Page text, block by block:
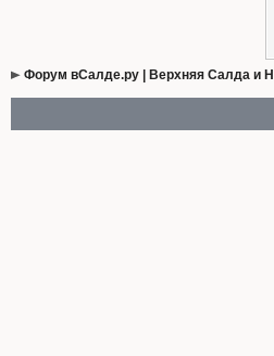
Форум вСалде.ру | Верхняя Салда и